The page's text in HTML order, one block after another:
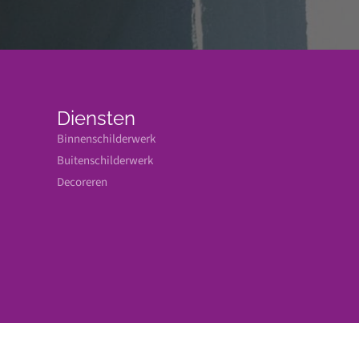
Diensten
Binnenschilderwerk
Buitenschilderwerk
Decoreren